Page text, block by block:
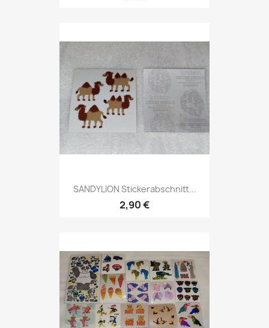
SANDYLION Stickerabschnitt...
2,90 €